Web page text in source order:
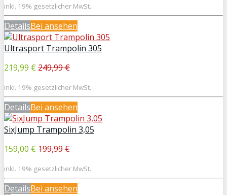
inkl. 19% gesetzlicher MwSt.
DetailsBei ansehen
Ultrasport Trampolin 305
219,99 € 249,99 €
inkl. 19% gesetzlicher MwSt.
DetailsBei ansehen
SixJump Trampolin 3,05
159,00 € 199,99 €
inkl. 19% gesetzlicher MwSt.
DetailsBei ansehen